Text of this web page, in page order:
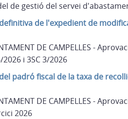
de gestió del servei
definitiva de l'expedient de
DE CAMPELLES -
i 3SC 3/2026
del padró fiscal de la taxa de
DE CAMPELLES -
2026